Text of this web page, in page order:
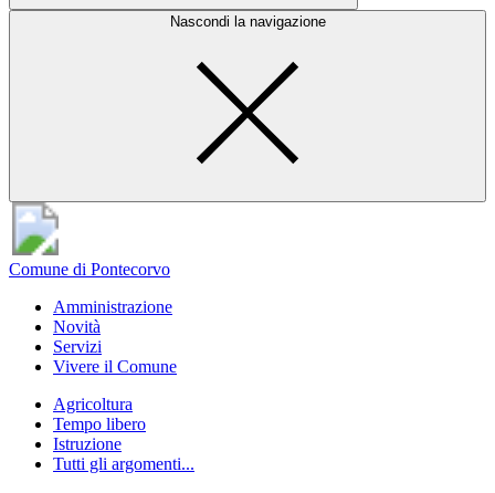
Nascondi la navigazione
Comune di Pontecorvo
Amministrazione
Novità
Servizi
Vivere il Comune
Agricoltura
Tempo libero
Istruzione
Tutti gli argomenti...